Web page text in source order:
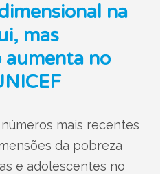
na
mas
no
mais recentes
da pobreza
e adolescentes no